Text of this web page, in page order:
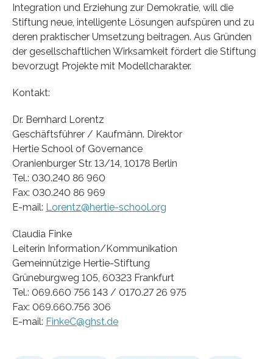
Integration und Erziehung zur Demokratie, will die
Stiftung neue, intelligente Lösungen aufspüren und zu
deren praktischer Umsetzung beitragen. Aus Gründen
der gesellschaftlichen Wirksamkeit fördert die Stiftung
bevorzugt Projekte mit Modellcharakter.
Kontakt:
Dr. Bernhard Lorentz
Geschäftsführer / Kaufmänn. Direktor
Hertie School of Governance
Oranienburger Str. 13/14, 10178 Berlin
Tel.: 030.240 86 960
Fax: 030.240 86 969
E-mail: Lorentz@hertie-school.org
Claudia Finke
Leiterin Information/Kommunikation
Gemeinnützige Hertie-Stiftung
Grüneburgweg 105, 60323 Frankfurt
Tel.: 069.660 756 143 / 0170.27 26 975
Fax: 069.660.756 306
E-mail: FinkeC@ghst.de